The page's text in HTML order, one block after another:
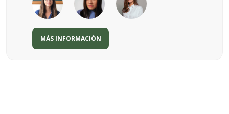
MÁS INFORMACIÓN